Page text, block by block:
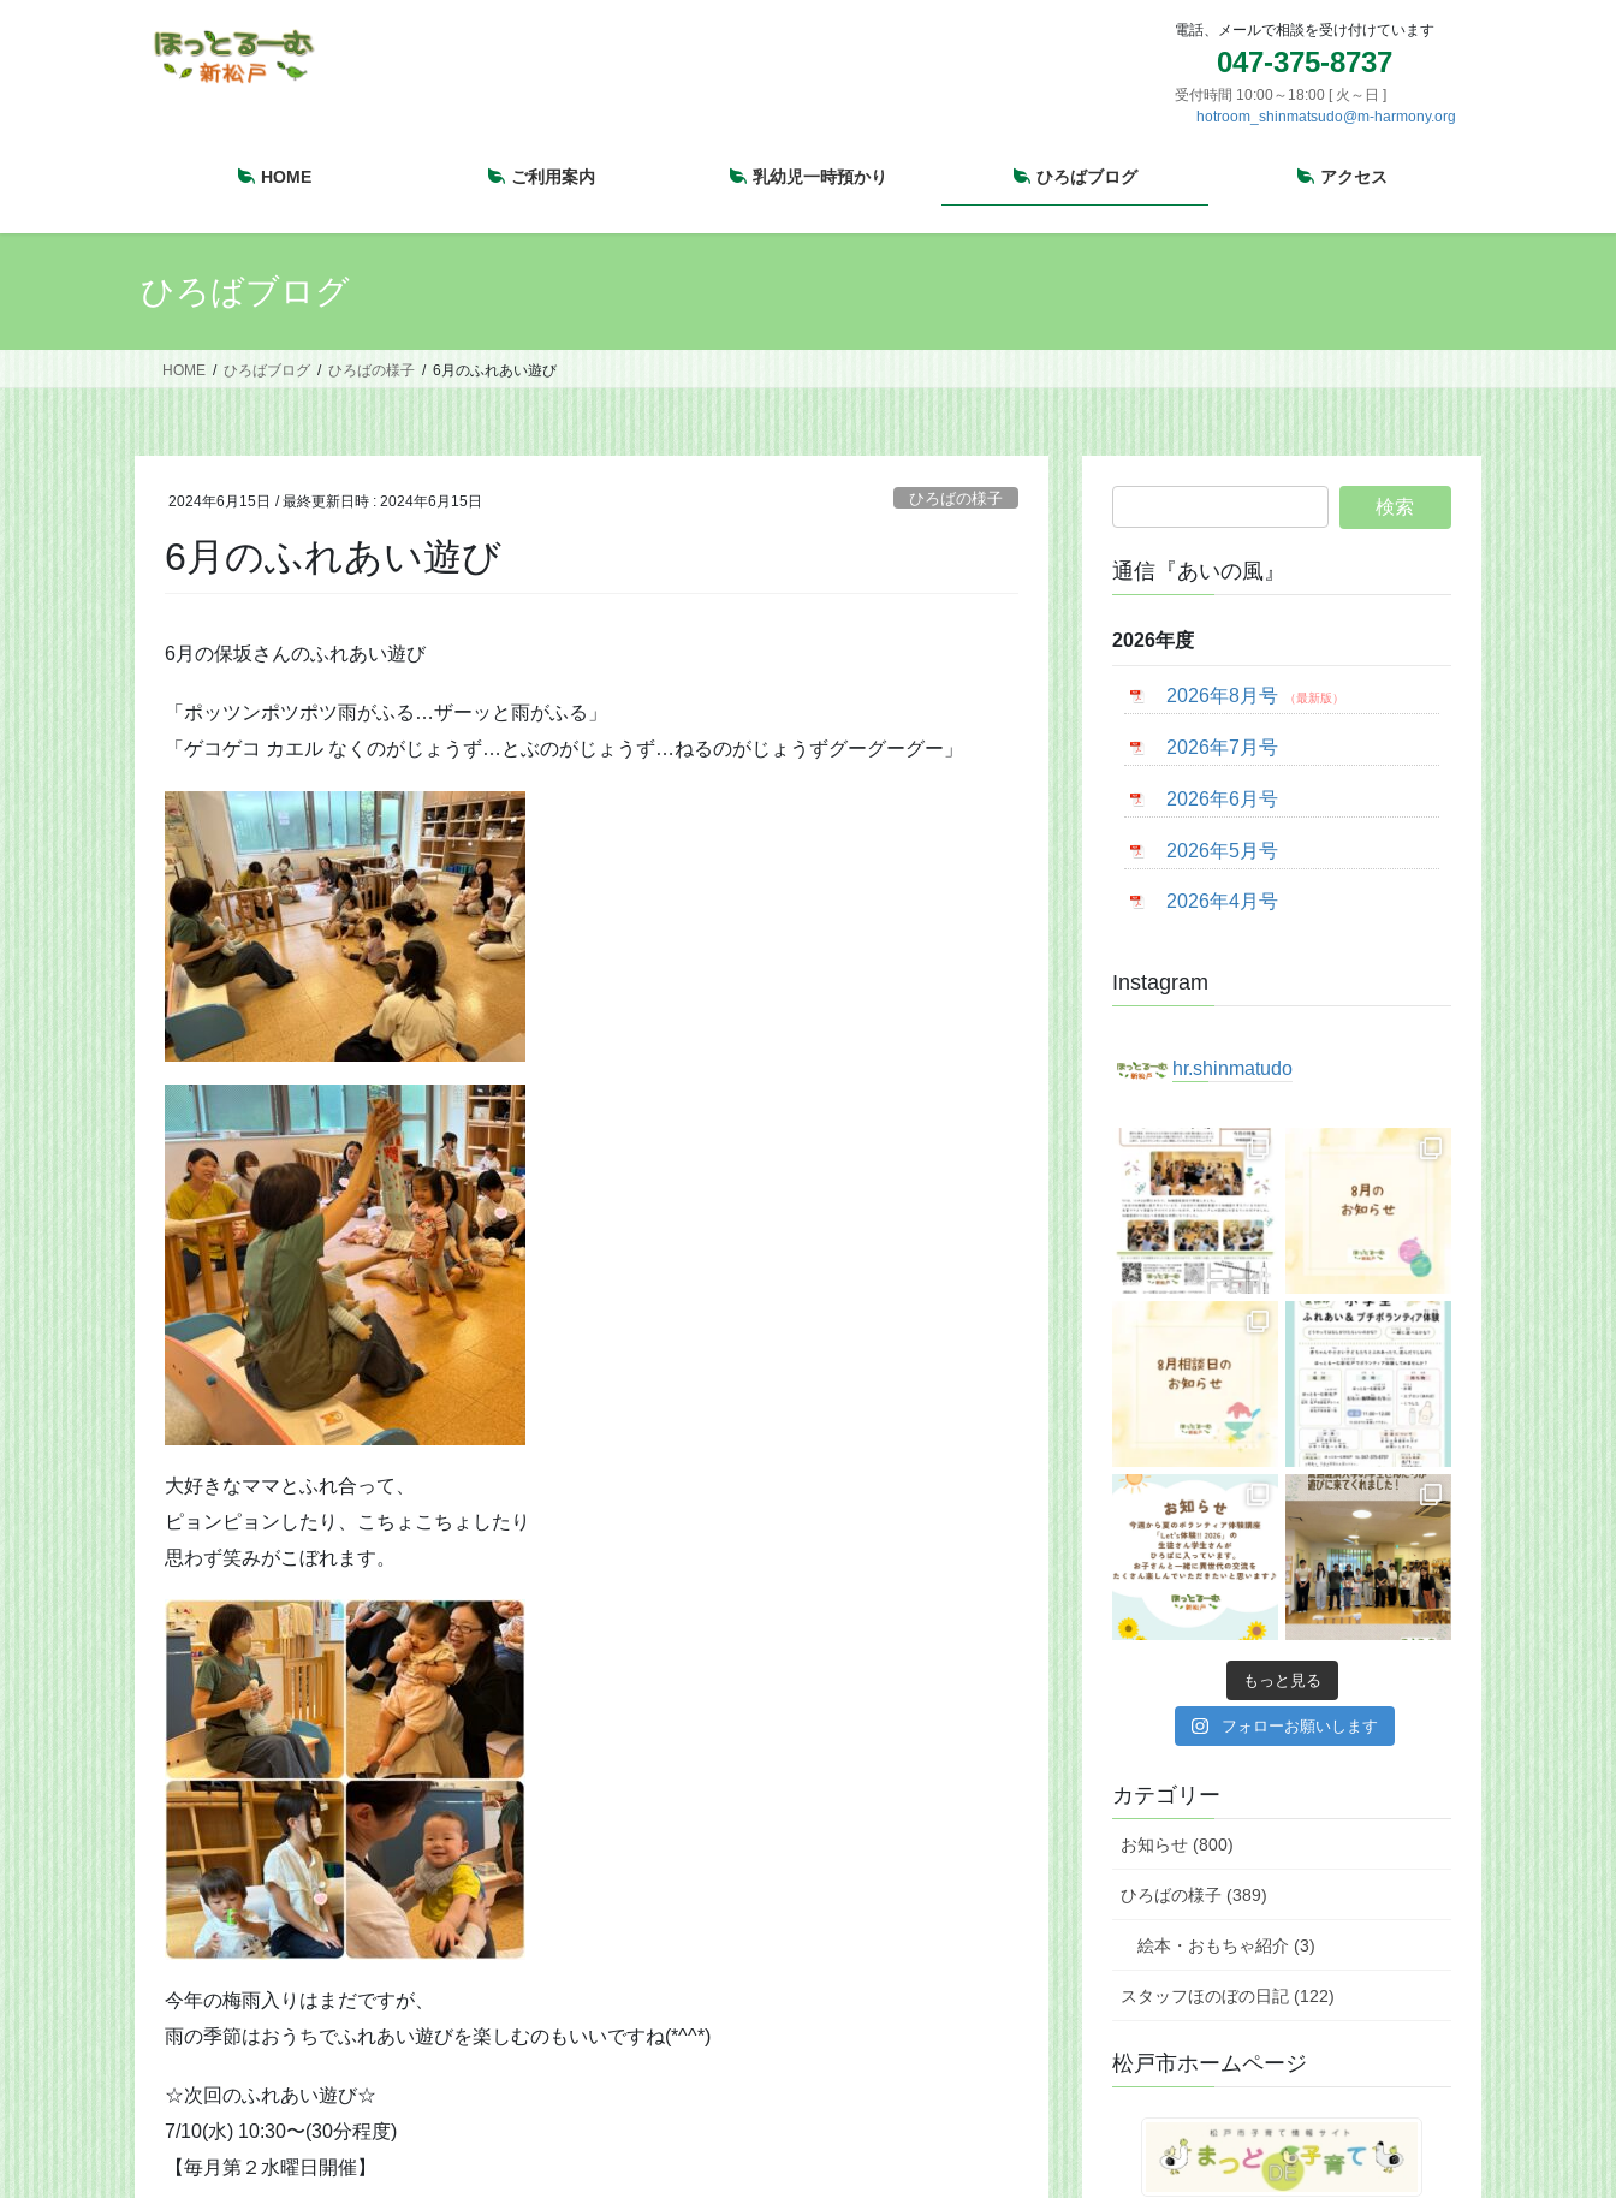
電話、メールで相談を受け付けています
047-375-8737
受付時間 10:00～18:00 [ 火～日 ]
hotroom_shinmatsudo@m-harmony.org
HOME ご利用案内 乳幼児一時預かり ひろばブログ アクセス
ひろばブログ
HOME ひろばブログ ひろばの様子 6月のふれあい遊び
2024年6月15日 / 最終更新日時 : 2024年6月15日 ひろばの様子
6月のふれあい遊び
6月の保坂さんのふれあい遊び
「ポッツンポツポツ雨がふる…ザーッと雨がふる」
「ゲコゲコ カエル なくのがじょうず…とぶのがじょうず…ねるのがじょうずグーグーグー」
大好きなママとふれ合って、
ピョンピョンしたり、こちょこちょしたり
思わず笑みがこぼれます。
今年の梅雨入りはまだですが、
雨の季節はおうちでふれあい遊びを楽しむのもいいですね(*^^*)
☆次回のふれあい遊び☆
7/10(水) 10:30〜(30分程度)
【毎月第２水曜日開催】
通信『あいの風』
2026年度
2026年8月号
2026年7月号
2026年6月号
2026年5月号
2026年4月号
Instagram
hr.shinmatudo
もっと見る
フォローお願いします
カテゴリー
お知らせ (800)
ひろばの様子 (389)
絵本・おもちゃ紹介 (3)
スタッフほのぼの日記 (122)
松戸市ホームページ